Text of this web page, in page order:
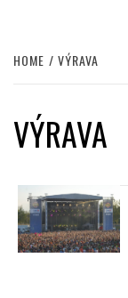
HOME VÝRAVA
VÝRAVA